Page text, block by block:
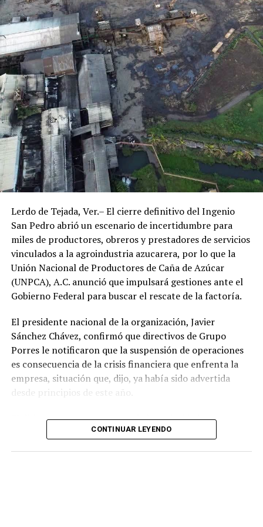
Lerdo de Tejada, Ver.– El cierre definitivo del Ingenio
San Pedro abrió un escenario de incertidumbre para
miles de productores, obreros y prestadores de servicios
vinculados a la agroindustria azucarera, por lo que la
Unión Nacional de Productores de Caña de Azúcar
(UNPCA), A.C. anunció que impulsará gestiones ante el
Gobierno Federal para buscar el rescate de la factoría.
El presidente nacional de la organización, Javier
Sánchez Chávez, confirmó que directivos de Grupo
Porres le notificaron que la suspensión de operaciones
es consecuencia de la crisis financiera que enfrenta la
empresa, situación que, dijo, ya había sido advertida
desde principios de este año.
El dirigente sostuvo que una de las prioridades es
garantizar que los productores reciban el pago íntegro
CONTINUAR LEYENDO